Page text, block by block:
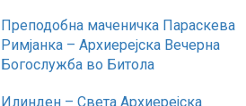
Преподобна маченичка Параскева
Римјанка – Архиерејска Вечерна
Богослужба во Битола
Илинден – Света Архиерејска